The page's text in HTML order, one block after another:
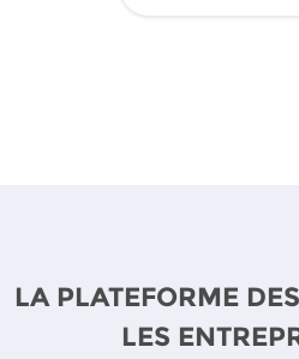
LA PLATEFORME
LES